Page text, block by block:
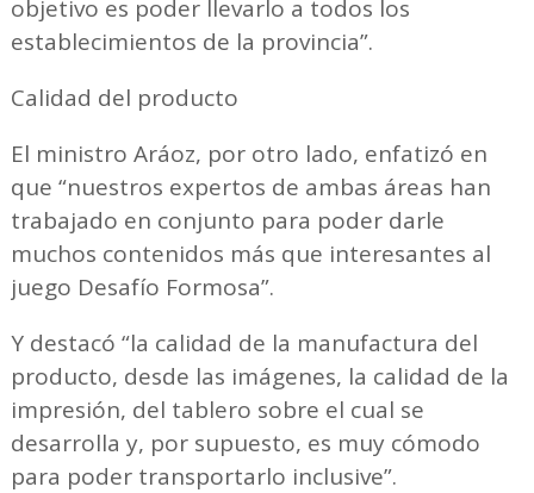
objetivo es poder llevarlo a todos los
establecimientos de la provincia”.
Calidad del producto
El ministro Aráoz, por otro lado, enfatizó en
que “nuestros expertos de ambas áreas han
trabajado en conjunto para poder darle
muchos contenidos más que interesantes al
juego Desafío Formosa”.
Y destacó “la calidad de la manufactura del
producto, desde las imágenes, la calidad de la
impresión, del tablero sobre el cual se
desarrolla y, por supuesto, es muy cómodo
para poder transportarlo inclusive”.